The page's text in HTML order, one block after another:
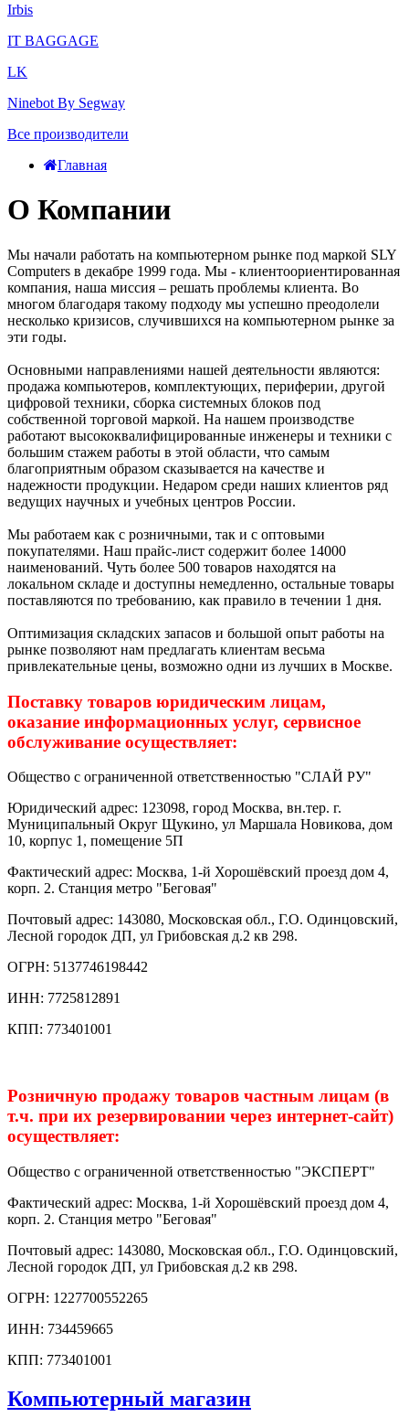
Irbis
IT BAGGAGE
LK
Ninebot By Segway
Все производители
Главная
О Компании
Мы начали работать на компьютерном рынке под маркой SLY
Computers в декабре 1999 года. Мы - клиентоориентированная
компания, наша миссия – решать проблемы клиента. Во
многом благодаря такому подходу мы успешно преодолели
несколько кризисов, случившихся на компьютерном рынке за
эти годы.
Основными направлениями нашей деятельности являются:
продажа компьютеров, комплектующих, периферии, другой
цифровой техники, сборка системных блоков под
собственной торговой маркой. На нашем производстве
работают высококвалифицированные инженеры и техники с
большим стажем работы в этой области, что самым
благоприятным образом сказывается на качестве и
надежности продукции. Недаром среди наших клиентов ряд
ведущих научных и учебных центров России.
Мы работаем как с розничными, так и с оптовыми
покупателями. Наш прайс-лист содержит более 14000
наименований. Чуть более 500 товаров находятся на
локальном складе и доступны немедленно, остальные товары
поставляются по требованию, как правило в течении 1 дня.
Оптимизация складских запасов и большой опыт работы на
рынке позволяют нам предлагать клиентам весьма
привлекательные цены, возможно одни из лучших в Москве.
Поставку товаров юридическим лицам,
оказание информационных услуг, сервисное
обслуживание осуществляет:
Общество с ограниченной ответственностью "СЛАЙ РУ"
Юридический адрес: 123098, город Москва, вн.тер. г.
Муниципальный Округ Щукино, ул Маршала Новикова, дом
10, корпус 1, помещение 5П
Фактический адрес: Москва, 1-й Хорошёвский проезд дом 4,
корп. 2. Cтанция метро "Беговая"
Почтовый адрес: 143080, Московская обл., Г.О. Одинцовский,
Лесной городок ДП, ул Грибовская д.2 кв 298.
ОГРН: 5137746198442
ИНН: 7725812891
КПП: 773401001
Розничную продажу товаров частным лицам (в
т.ч. при их резервировании через интернет-сайт)
осуществляет:
Общество с ограниченной ответственностью "ЭКСПЕРТ"
Фактический адрес: Москва, 1-й Хорошёвский проезд дом 4,
корп. 2. Cтанция метро "Беговая"
Почтовый адрес: 143080, Московская обл., Г.О. Одинцовский,
Лесной городок ДП, ул Грибовская д.2 кв 298.
ОГРН: 1227700552265
ИНН: 734459665
КПП: 773401001
Компьютерный магазин